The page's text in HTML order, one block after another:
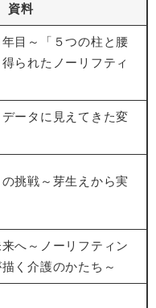
資料
目～「５つの柱と腰
られたノーリフティ
ータに見えてきた変
挑戦～芽生えから実
へ～ノーリフティン
く介護のかたち～